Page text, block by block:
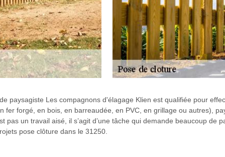
paysagiste Les compagnons d'élagage Klien est qualifiée pour
fer forgé, en bois, en barreaudée, en PVC, en grillage ou autres),
pas un travail aisé, il s’agit d’une tâche qui demande beaucoup de
pose clôture dans le 31250.